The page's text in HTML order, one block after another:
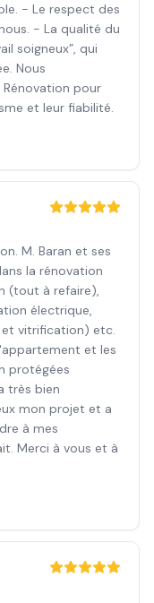
- Le respect des
- La qualité du
soigneux”, qui
Nous
pour
et leur fiabilité.
M. Baran et ses
la rénovation
(tout à refaire),
électrique,
vitrification) etc.
et les
protégées
très bien
mon projet et a
à mes
Merci à vous et à